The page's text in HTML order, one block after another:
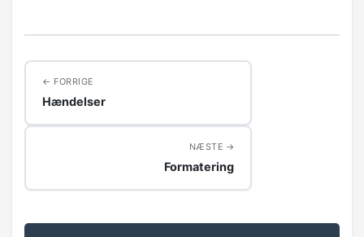
Menuer og værktøjsliner
FORRIGE
Hændelser
NÆSTE
Formatering